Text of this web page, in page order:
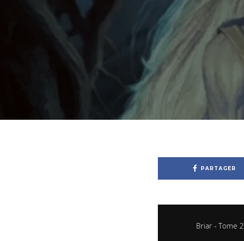
PARTAGER
Briar - Tome 2